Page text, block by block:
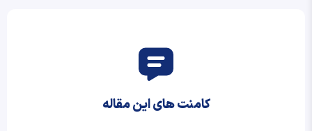
کامنت های این مقاله